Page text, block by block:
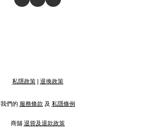
私隱政策| 退換政策
我們的 服務條款 及 私隱條例
商舖 退貨及退款政策